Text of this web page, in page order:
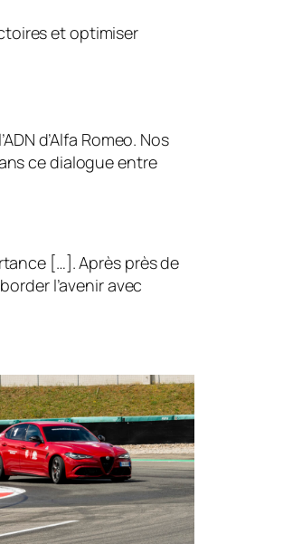
et optimiser
d’Alfa Romeo. Nos
ce dialogue entre
[…]. Après près de
l’avenir avec